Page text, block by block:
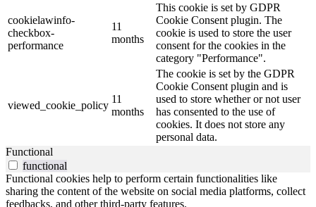
cookielawinfo-
checkbox-
performance
11
months
This cookie is set by GDPR
Cookie Consent plugin. The
cookie is used to store the user
consent for the cookies in the
category "Performance".
viewed_cookie_policy
11
months
The cookie is set by the GDPR
Cookie Consent plugin and is
used to store whether or not user
has consented to the use of
cookies. It does not store any
personal data.
Functional
functional
Functional cookies help to perform certain functionalities like
sharing the content of the website on social media platforms, collect
feedbacks, and other third-party features.